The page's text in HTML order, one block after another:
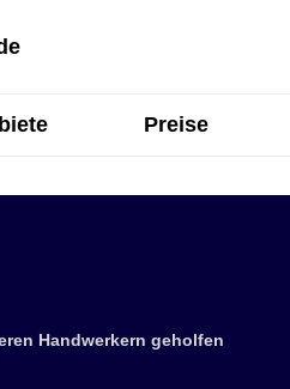
Preise
Handwerkern geholfen